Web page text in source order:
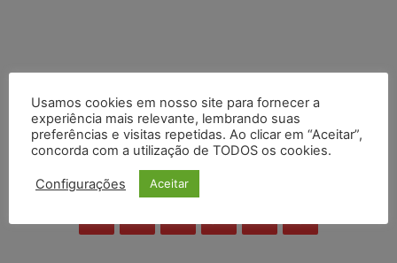
COMPARTILHE
Usamos cookies em nosso site para fornecer a
experiência mais relevante, lembrando suas
preferências e visitas repetidas. Ao clicar em “Aceitar”,
concorda com a utilização de TODOS os cookies.
Configurações Aceitar